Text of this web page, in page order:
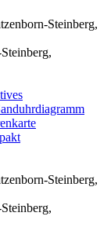
Steinberg,
Steinberg,